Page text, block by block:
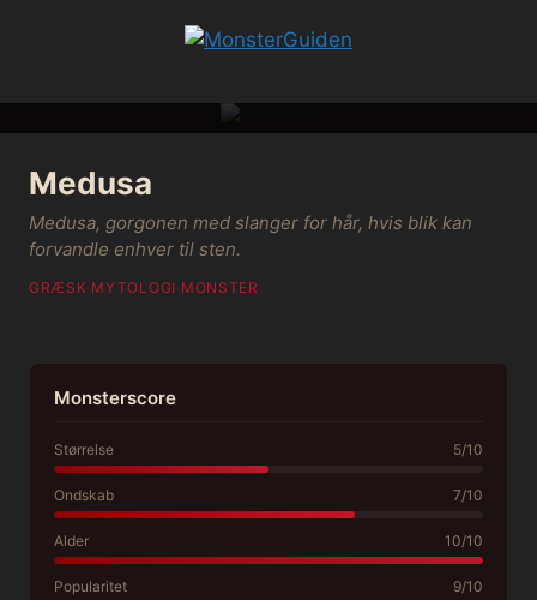
Medusa
Medusa, gorgonen med slanger for hår, hvis blik kan
forvandle enhver til sten.
GRÆSK MYTOLOGI MONSTER
Monsterscore
Størrelse 5/10
Ondskab 7/10
Alder 10/10
Popularitet 9/10